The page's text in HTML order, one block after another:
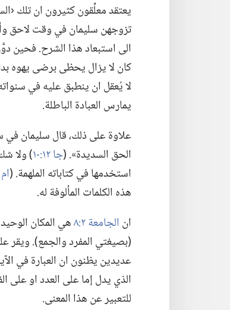
يعتقد معلِّقون كثيرون ان تلك
تزوجهن سليمان في وقت لاحق
الى استبعاد هذا الشرح.‏ فحين
كان لا يزال يحظى برضى يهوه
لا يُعقل ان ينطبق عليه في
يمارس العبادة الباطلة.‏
علاوة على ذلك،‏ قال سليمان في
الحق السديدة».‏ (‏جا ١٢:‏١٠
‏)‏ ولا
استخدمها في كتاباته الملهمة.‏ (‏ام ١٢:‏٤؛‏
هذه الكلمات المألوفة له.‏
انالجامعة ٢:‏٨
هي المكان
(‏بصيغتي المفرد والجمع)‏.‏ ويقر
عديدين يظنون ان العبارة في
الذي يدل إما على العدد او على
للتعبير عن هذا المعنى.‏